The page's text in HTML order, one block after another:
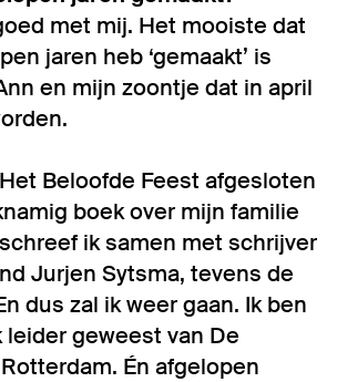
met mij. Het mooiste dat
jaren heb ‘gemaakt’ is
en mijn zoontje dat in april
Beloofde Feest afgesloten
boek over mijn familie
ik samen met schrijver
Jurjen Sytsma, tevens de
dus zal ik weer gaan. Ik ben
geweest van De
Én afgelopen